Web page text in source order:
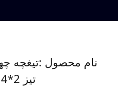
نام محصول :تیغچه
تیز 2*14*14